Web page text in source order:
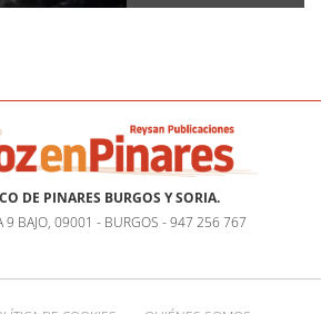
DE PINARES BURGOS Y SORIA.
9 BAJO, 09001 - BURGOS - 947 256 767